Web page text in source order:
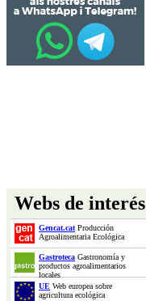
Webs de interés
Gencat.catProducción
Agroalimentaria Ecológica
Gastroteca Gastronomía y
productos agroalimentarios
locales
UE Web europea sobre
agricultura ecológica